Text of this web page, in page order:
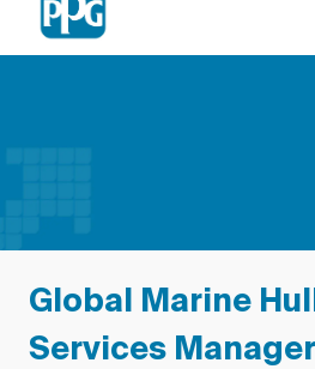
Global Marine
Services Manager